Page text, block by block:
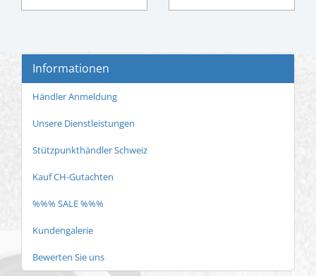
Informationen
Händler Anmeldung
Unsere Dienstleistungen
Stützpunkthändler Schweiz
Kauf CH-Gutachten
%%% SALE %%%
Kundengalerie
Bewerten Sie uns